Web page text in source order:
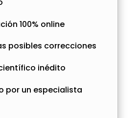
100% online
posibles correcciones
inédito
por un especialista